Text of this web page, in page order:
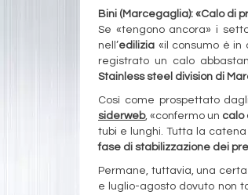
Bini (Marcegaglia): «Calo di
Se «tengono ancora» i
nell’edilizia «il consumo è in
registrato un calo
Stainless steel division di
Così come prospettato
siderweb, «confermo un calo
tubi e lunghi. Tutta la
fase di stabilizzazione dei
Permane, tuttavia, una
e luglio-agosto dovuto non